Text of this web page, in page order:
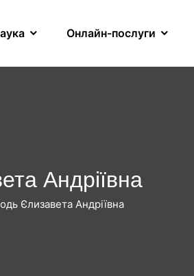
Онлайн-послуги
Андріївна
Єлизавета Андріївна